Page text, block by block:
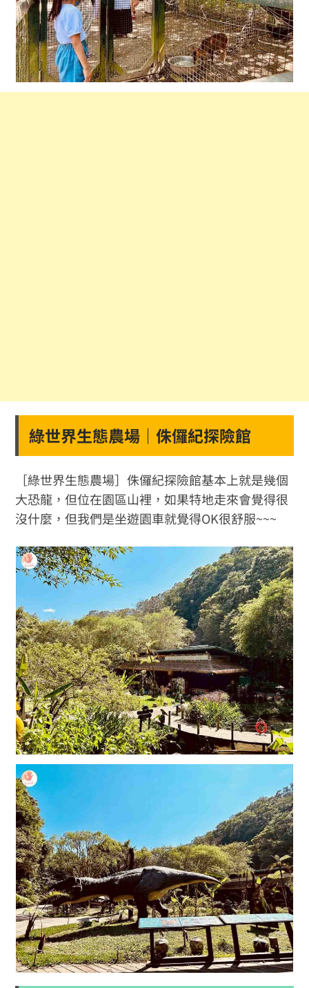
綠世界生態農場｜侏儸紀探險館
［綠世界生態農場］侏儸紀探險館基本上就是幾個
大恐龍，但位在園區山裡，如果特地走來會覺得很
沒什麼，但我們是坐遊園車就覺得OK很舒服~~~